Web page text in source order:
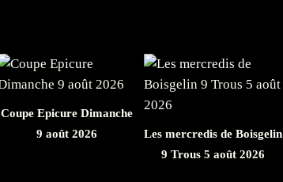
Coupe Epicure Dimanche
9 août 2026
Les mercredis de Boisgelin
9 Trous 5 août 2026